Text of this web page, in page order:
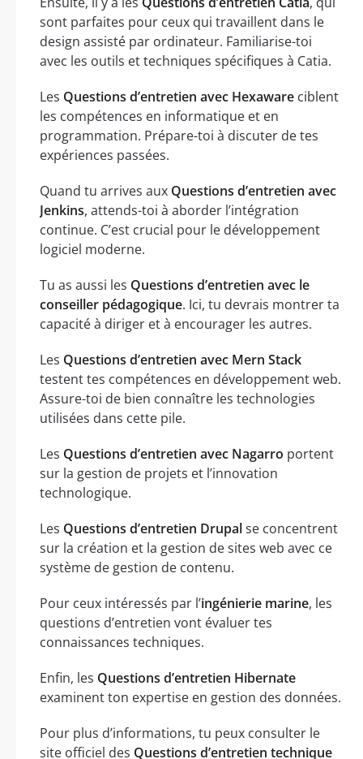
sont parfaites pour ceux qui travaillent dans le
design assisté par ordinateur. Familiarise-toi
avec les outils et techniques spécifiques à Catia.
Les Questions d’entretien avec Hexaware ciblent
les compétences en informatique et en
programmation. Prépare-toi à discuter de tes
expériences passées.
Quand tu arrives aux Questions d’entretien avec
Jenkins, attends-toi à aborder l’intégration
continue. C’est crucial pour le développement
logiciel moderne.
Tu as aussi les Questions d’entretien avec le
conseiller pédagogique. Ici, tu devrais montrer ta
capacité à diriger et à encourager les autres.
Les Questions d’entretien avec Mern Stack
testent tes compétences en développement web.
Assure-toi de bien connaître les technologies
utilisées dans cette pile.
Les Questions d’entretien avec Nagarro portent
sur la gestion de projets et l’innovation
technologique.
Les Questions d’entretien Drupalse concentrent
sur la création et la gestion de sites web avec ce
système de gestion de contenu.
Pour ceux intéressés par l’ingénierie marine, les
questions d’entretien vont évaluer tes
connaissances techniques.
Enfin, les Questions d’entretien Hibernate
examinent ton expertise en gestion des données.
Pour plus d’informations, tu peux consulter le
site officiel des Questions d’entretien technique